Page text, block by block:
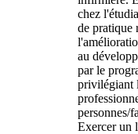
chez
de pratique
au
par le
privilégiant
personnes/
Exercer un